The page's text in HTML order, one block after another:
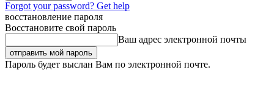
Forgot your password? Get help
восстановление пароля
Восстановите свой пароль
Ваш адрес электронной почты
Пароль будет выслан Вам по электронной почте.